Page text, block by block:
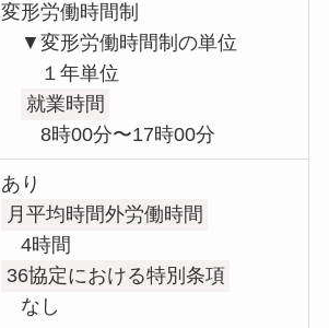
変形労働時間制
▼変形労働時間制の単位
１年単位
就業時間
8時00分〜17時00分
あり
月平均時間外労働時間
4時間
36協定における特別条項
なし